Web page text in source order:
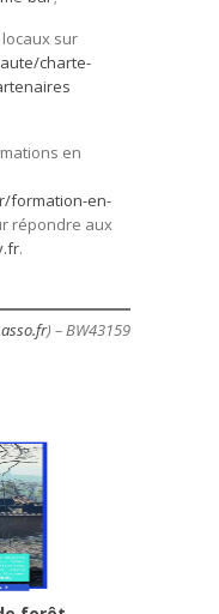
sur
charte-
en
formation-en-
répondre aux
.
) – BW43159